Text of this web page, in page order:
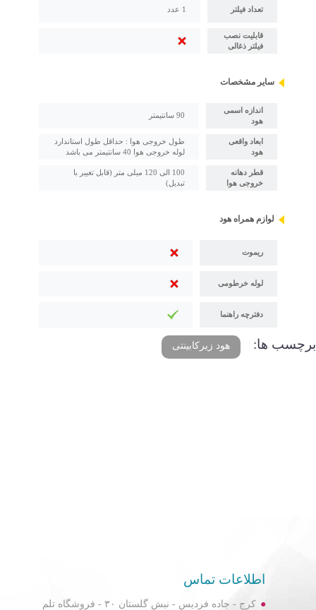
تعداد فیلتر 1 عدد
قابلیت نصب
فیلتر ذغالی
سایر مشخصات
اندازه اسمی
هود
90 سانتیمتر
ابعاد واقعی
هود
طول خروجی هوا : حداقل طول استاندارد
لوله خروجی هوا 40 سانتیمتر می باشد
قطر دهانه
خروجی هوا
100 الی 120 میلی متر (قابل تغییر با
تبدیل)
لوازم همراه هود
ریموت
لوله خرطومی
دفترچه راهنما
برچسب ها: هود زیرکابینتی
اطلاعات تماس
کرج - جاده فردیس - نبش گلستان ۳۰ - فروشگاه تلم